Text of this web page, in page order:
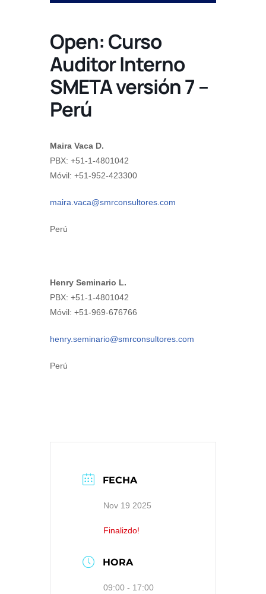
Open: Curso
Auditor Interno
SMETA versión 7 –
Perú
Maira Vaca D.
PBX: +51-1-4801042
Móvil: +51-952-423300
maira.vaca@smrconsultores.com
Perú
Henry Seminario L.
PBX: +51-1-4801042
Móvil: +51-969-676766
henry.seminario@smrconsultores.com
Perú
FECHA
Nov 19 2025
Finalizdo!
HORA
09:00 - 17:00